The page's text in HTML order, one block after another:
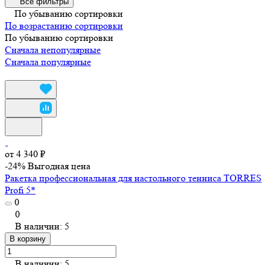
По убыванию сортировки
По возрастанию сортировки
По убыванию сортировки
Сначала непопулярные
Сначала популярные
от 4 340 ₽
-24% Выгодная цена
Ракетка профессиональная для настольного тенниса TORRES
Profi 5*
0
0
В наличии: 5
В корзину